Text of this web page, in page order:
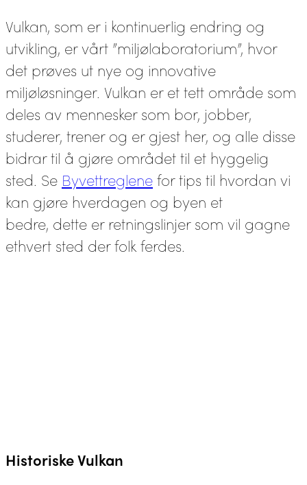
Vulkan, som er i kontinuerlig endring og
utvikling, er vårt ”miljølaboratorium”, hvor
det prøves ut nye og innovative
miljøløsninger. Vulkan er et tett område som
deles av mennesker som bor, jobber,
studerer, trener og er gjest her, og alle disse
bidrar til å gjøre området til et hyggelig
sted. Se Byvettreglenefor tips til hvordan vi
kan gjøre hverdagen og byen et
bedre, dette er retningslinjer som vil gagne
ethvert sted der folk ferdes.
Historiske Vulkan